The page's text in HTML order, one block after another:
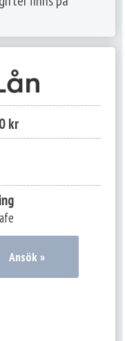
kr
Ansök »